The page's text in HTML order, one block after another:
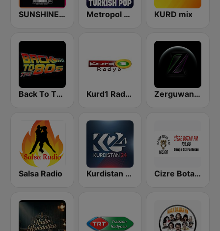
SUNSHINE LIVE Metropol FM - Turkish POP KURD mix
Back To The 80's Radio Kurd1 Radyo Zerguwan FM
Salsa Radio Kurdistan 24 Cizre Botan FM